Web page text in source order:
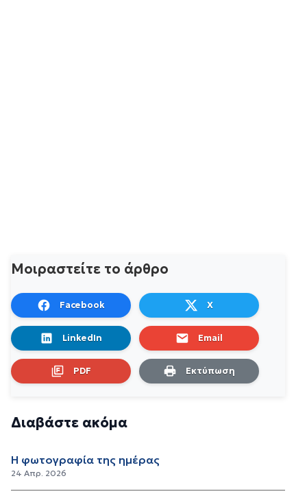
Μοιραστείτε το άρθρο
Facebook X
LinkedIn Email
PDF Εκτύπωση
Διαβάστε ακόμα
Η φωτογραφία της ημέρας
24 Απρ. 2026